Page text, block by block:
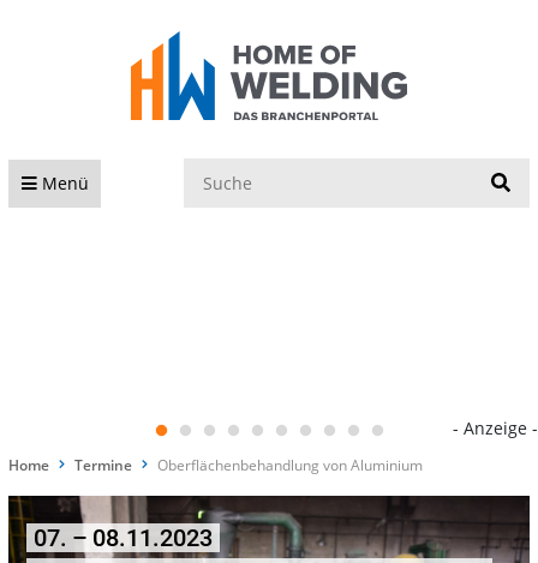
Menü
- Anzeige -
Home Termine Oberflächenbehandlung von Aluminium
07. – 08.11.2023